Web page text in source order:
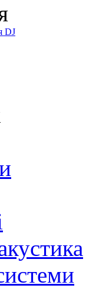
DJ